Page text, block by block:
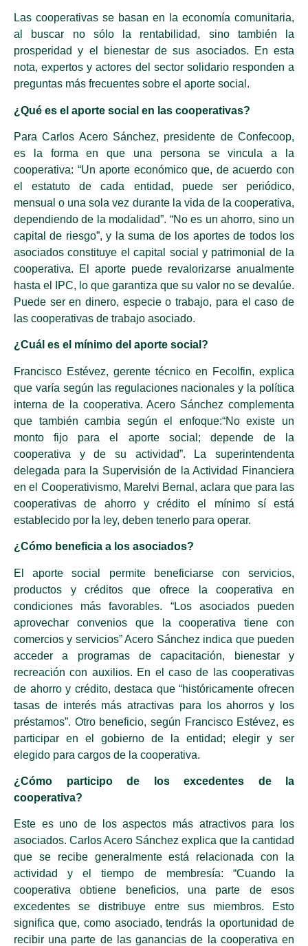
Las cooperativas se basan en la economía comunitaria,
al buscar no sólo la rentabilidad, sino también la
prosperidad y el bienestar de sus asociados. En esta
nota, expertos y actores del sector solidario responden a
preguntas más frecuentes sobre el aporte social.
¿Qué es el aporte social en las cooperativas?
Para Carlos Acero Sánchez, presidente de Confecoop,
es la forma en que una persona se vincula a la
cooperativa: “Un aporte económico que, de acuerdo con
el estatuto de cada entidad, puede ser periódico,
mensual o una sola vez durante la vida de la cooperativa,
dependiendo de la modalidad”. “No es un ahorro, sino un
capital de riesgo”, y la suma de los aportes de todos los
asociados constituye el capital social y patrimonial de la
cooperativa. El aporte puede revalorizarse anualmente
hasta el IPC, lo que garantiza que su valor no se devalúe.
Puede ser en dinero, especie o trabajo, para el caso de
las cooperativas de trabajo asociado.
¿Cuál es el mínimo del aporte social?
Francisco Estévez, gerente técnico en Fecolfin, explica
que varía según las regulaciones nacionales y la política
interna de la cooperativa. Acero Sánchez complementa
que también cambia según el enfoque:“No existe un
monto fijo para el aporte social; depende de la
cooperativa y de su actividad”. La superintendenta
delegada para la Supervisión de la Actividad Financiera
en el Cooperativismo, Marelvi Bernal, aclara que para las
cooperativas de ahorro y crédito el mínimo sí está
establecido por la ley, deben tenerlo para operar.
¿Cómo beneficia a los asociados?
El aporte social permite beneficiarse con servicios,
productos y créditos que ofrece la cooperativa en
condiciones más favorables. “Los asociados pueden
aprovechar convenios que la cooperativa tiene con
comercios y servicios” Acero Sánchez indica que pueden
acceder a programas de capacitación, bienestar y
recreación con auxilios. En el caso de las cooperativas
de ahorro y crédito, destaca que “históricamente ofrecen
tasas de interés más atractivas para los ahorros y los
préstamos”. Otro beneficio, según Francisco Estévez, es
participar en el gobierno de la entidad; elegir y ser
elegido para cargos de la cooperativa.
¿Cómo participo de los excedentes de la
cooperativa?
Este es uno de los aspectos más atractivos para los
asociados. Carlos Acero Sánchez explica que la cantidad
que se recibe generalmente está relacionada con la
actividad y el tiempo de membresía: “Cuando la
cooperativa obtiene beneficios, una parte de esos
excedentes se distribuye entre sus miembros. Esto
significa que, como asociado, tendrás la oportunidad de
recibir una parte de las ganancias de la cooperativa en